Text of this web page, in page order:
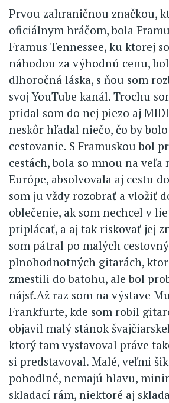
Prvou zahraničnou značkou,
oficiálnym hráčom, bola
Framus Tennessee, ku ktorej
náhodou za výhodnú cenu,
dlhoročná láska, s ňou som
svoj YouTube kanál. Trochu
pridal som do nej piezo aj
neskôr hľadal niečo, čo by
cestovanie. S Framuskou bol
cestách, bola so mnou na veľa
Európe, absolvovala aj cestu
som ju vždy rozobrať a vložiť
oblečenie, ak som nechcel v
priplácať, a aj tak riskovať jej
som pátral po malých
plnohodnotných gitarách,
zmestili do batohu, ale bol
nájsť.Až raz som na výstave
Frankfurte, kde som robil
objavil malý stánok
ktorý tam vystavoval práve
si predstavoval. Malé, veľmi
pohodlné, nemajú hlavu,
skladací rám, niektoré aj